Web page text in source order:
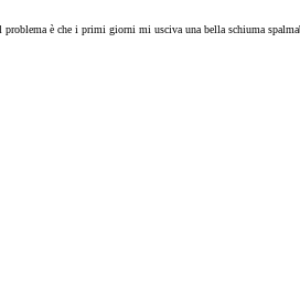
è che i primi giorni mi usciva una bella schiuma